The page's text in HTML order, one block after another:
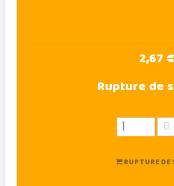
2,67 €
Rupture de
RUPTURE DE